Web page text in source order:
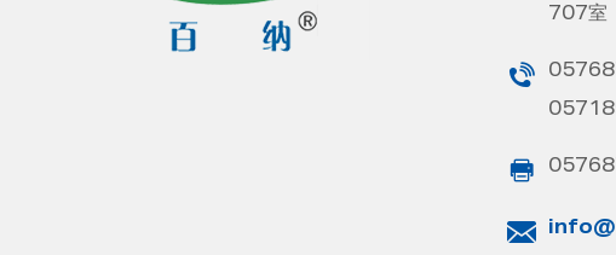
707室